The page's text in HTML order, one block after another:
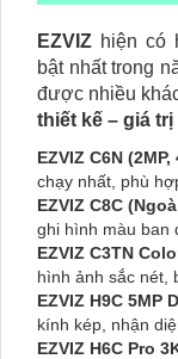
EZVIZ hiện có
bật nhất trong
được nhiều
thiết kế – giá
EZVIZ C6N (2MP,
chạy nhất, phù
EZVIZ C8C
ghi hình màu ban
EZVIZ C3TN
hình ảnh sắc nét,
EZVIZ H9C 5MP
kính kép, nhận
EZVIZ H6C Pro